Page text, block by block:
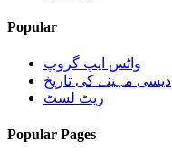
Popular
واٹس ایپ گروپ
دیسی مہینے کی تاریخ
ریٹ لسٹ
Popular Pages